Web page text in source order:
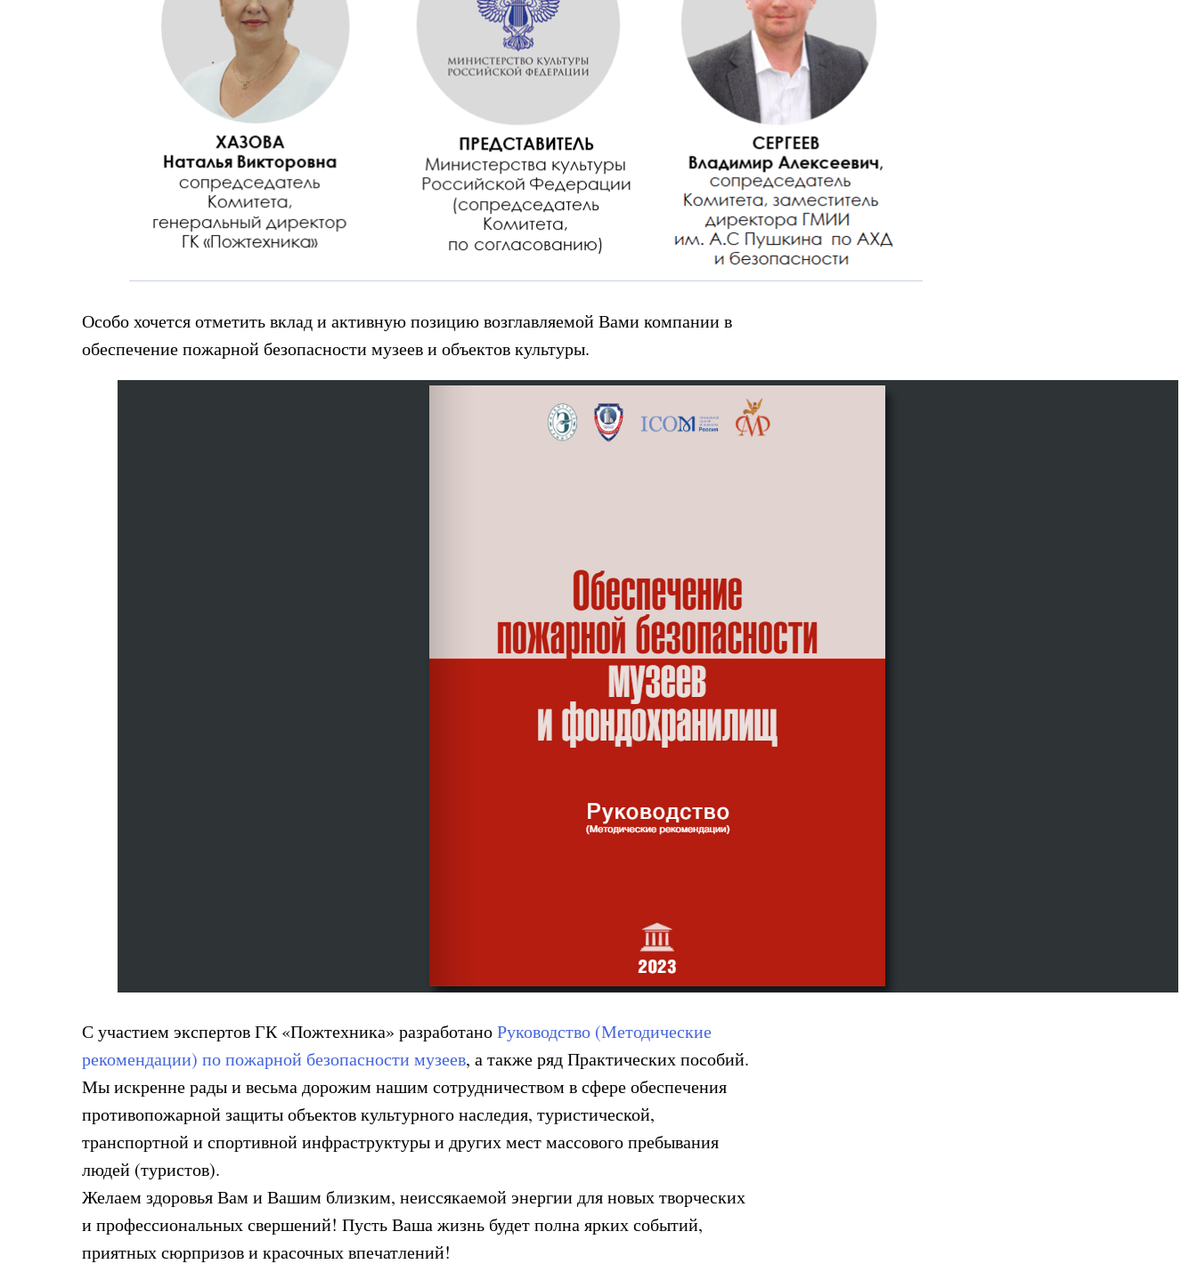
Особо хочется отметить вклад и активную позицию возглавляемой Вами компании в
обеспечение пожарной безопасности музеев и объектов культуры.
С участием экспертов ГК «Пожтехника» разработаноРуководство (Методические
рекомендации) по пожарной безопасности музеев, а также ряд Практических пособий.
Мы искренне рады и весьма дорожим нашим сотрудничеством в сфере обеспечения
противопожарной защиты объектов культурного наследия, туристической,
транспортной и спортивной инфраструктуры и других мест массового пребывания
людей (туристов).
Желаем здоровья Вам и Вашим близким, неиссякаемой энергии для новых творческих
и профессиональных свершений! Пусть Ваша жизнь будет полна ярких событий,
приятных сюрпризов и красочных впечатлений!